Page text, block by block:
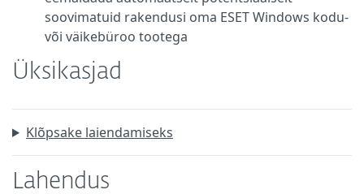
soovimatuid rakendusi oma ESET Windows kodu-
või väikebüroo tootega
Üksikasjad
Klõpsake laiendamiseks
Lahendus